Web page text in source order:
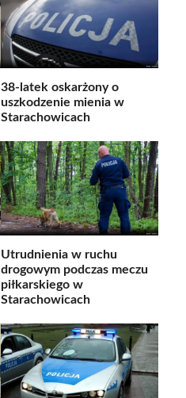
38-latek oskarżony o
uszkodzenie mienia w
Starachowicach
Utrudnienia w ruchu
drogowym podczas meczu
piłkarskiego w
Starachowicach